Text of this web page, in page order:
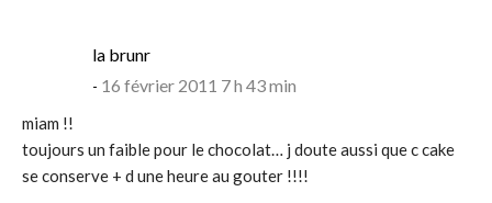
la brunrsays:
16 février 2011 7 h 43 min
miam !!
toujours un faible pour le chocolat… j doute aussi que c cake
se conserve + d une heure au gouter !!!!